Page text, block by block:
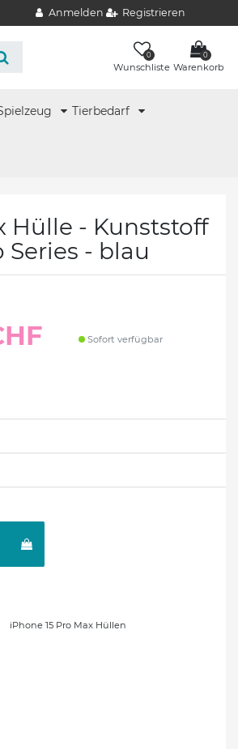
Anmelden Registrieren
0
Wunschliste
0
Warenkorb
Tierbedarf
Hülle - Kunststoff
Series - blau
Sofort verfügbar
iPhone 15 Pro Max Hüllen